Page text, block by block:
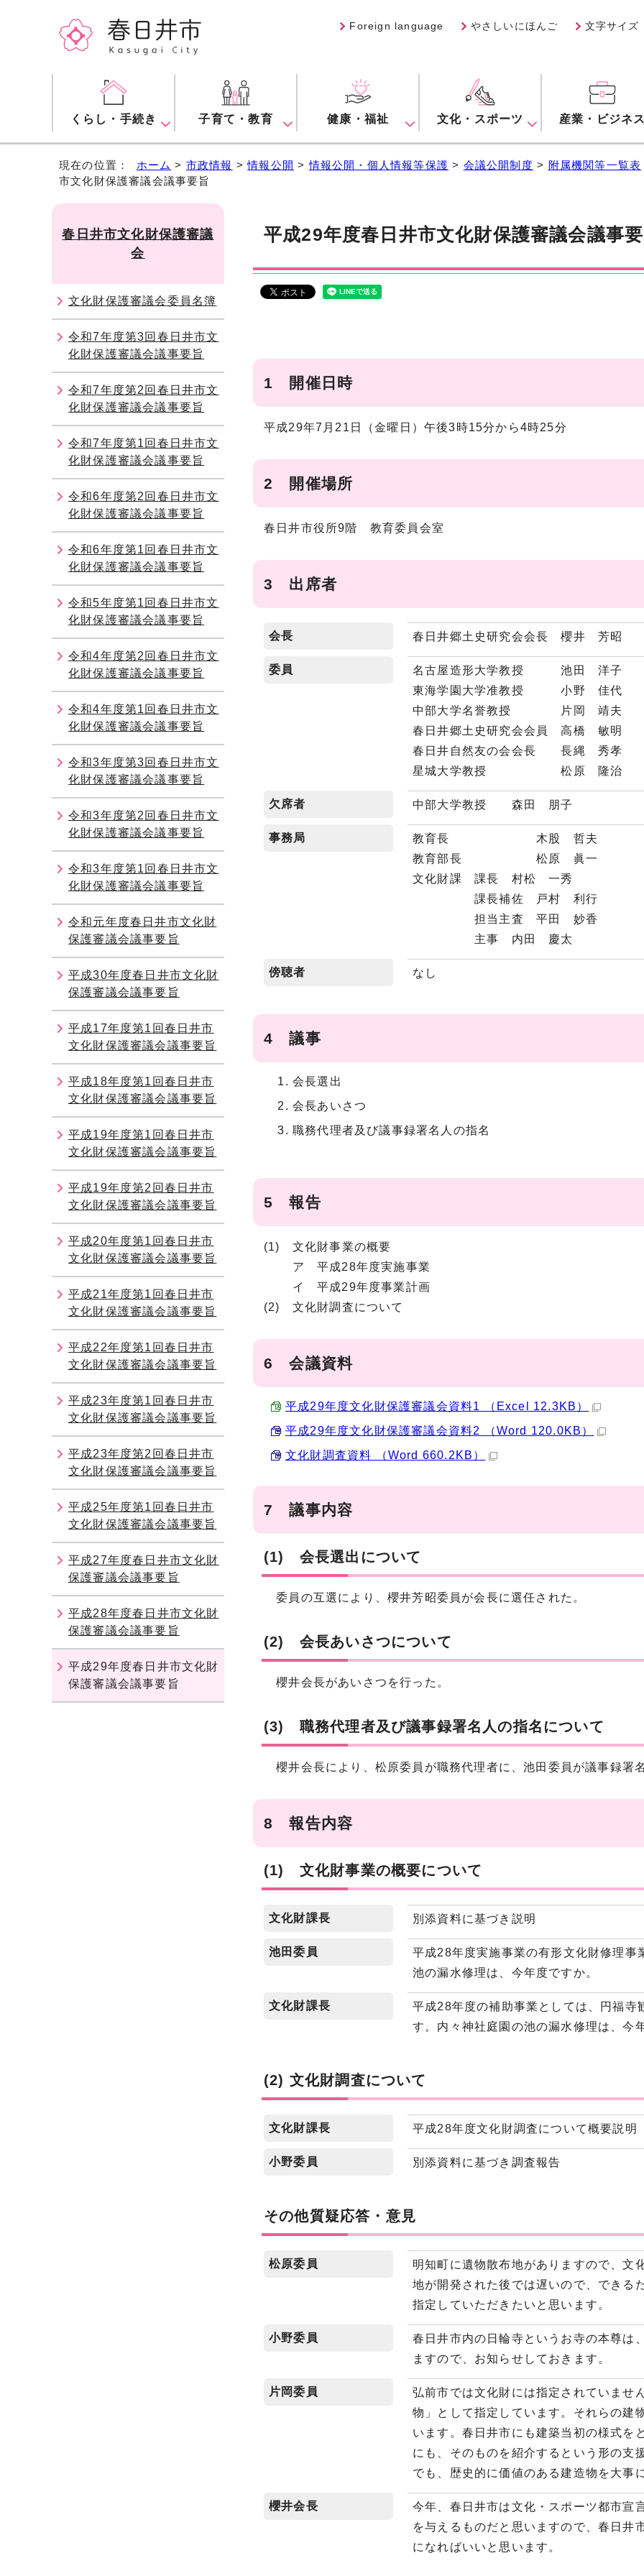
Foreign language やさしいにほんご 文字サイズ
くらし・手続き 子育て・教育 健康・福祉 文化・スポーツ 産業・ビジネス
現在の位置： ホーム > 市政情報 >情報公開 >情報公開・個人情報等保護 > 会議公開制度 > 附属機関等一覧表
市文化財保護審議会議事要旨
平成29年度春日井市文化財保護審議会議事
1 開催日時
平成29年7月21日（金曜日）午後3時15分から4時25分
2 開催場所
春日井市役所9階 教育委員会室
3 出席者
会長 春日井郷土史研究会会長 櫻井 芳昭
委員
名古屋造形大学教授 池田 洋子
東海学園大学准教授 小野 佳代
中部大学名誉教授 片岡 靖夫
春日井郷土史研究会会員 高橋 敏明
春日井自然友の会会長 長縄 秀孝
星城大学教授 松原 隆治
欠席者 中部大学教授 森田 朋子
事務局
教育長 木股 哲夫
教育部長 松原 眞一
文化財課 課長 村松 一秀
課長補佐 戸村 利行
担当主査 平田 妙香
主事 内田 慶太
傍聴者 なし
4 議事
会長選出
会長あいさつ
職務代理者及び議事録署名人の指名
5 報告
(1) 文化財事業の概要
ア 平成28年度実施事業
イ 平成29年度事業計画
(2) 文化財調査について
6 会議資料
平成29年度文化財保護審議会資料1 （Excel 12.3KB）
平成29年度文化財保護審議会資料2 （Word 120.0KB）
文化財調査資料 （Word 660.2KB）
7 議事内容
(1) 会長選出について
委員の互選により、櫻井芳昭委員が会長に選任された。
(2) 会長あいさつについて
櫻井会長があいさつを行った。
(3) 職務代理者及び議事録署名人の指名について
櫻井会長により、松原委員が職務代理者に、池田委員が議事録署
8 報告内容
(1) 文化財事業の概要について
文化財課長 別添資料に基づき説明
池田委員
平成28年度実施事業の有形文化財修理
池の漏水修理は、今年度ですか。
文化財課長
平成28年度の補助事業としては、円福寺
す。内々神社庭園の池の漏水修理は、今
(2) 文化財調査について
文化財課長 平成28年度文化財調査について概要説明
小野委員 別添資料に基づき調査報告
その他質疑応答・意見
松原委員
明知町に遺物散布地がありますので、文
地が開発された後では遅いので、できる
指定していただきたいと思います。
小野委員
春日井市内の日輪寺というお寺の本尊は
ますので、お知らせしておきます。
片岡委員
弘前市では文化財には指定されていませ
物」として指定しています。それらの建
います。春日井市にも建築当初の様式を
にも、そのものを紹介するという形の支
でも、歴史的に価値のある建造物を大事
櫻井会長
今年、春日井市は文化・スポーツ都市宣
を与えるものだと思いますので、春日井
になればいいと思います。
春日井市文化財保護審議
会
文化財保護審議会委員名簿
令和7年度第3回春日井市文
化財保護審議会議事要旨
令和7年度第2回春日井市文
化財保護審議会議事要旨
令和7年度第1回春日井市文
化財保護審議会議事要旨
令和6年度第2回春日井市文
化財保護審議会議事要旨
令和6年度第1回春日井市文
化財保護審議会議事要旨
令和5年度第1回春日井市文
化財保護審議会議事要旨
令和4年度第2回春日井市文
化財保護審議会議事要旨
令和4年度第1回春日井市文
化財保護審議会議事要旨
令和3年度第3回春日井市文
化財保護審議会議事要旨
令和3年度第2回春日井市文
化財保護審議会議事要旨
令和3年度第1回春日井市文
化財保護審議会議事要旨
令和元年度春日井市文化財
保護審議会議事要旨
平成30年度春日井市文化財
保護審議会議事要旨
平成17年度第1回春日井市
文化財保護審議会議事要旨
平成18年度第1回春日井市
文化財保護審議会議事要旨
平成19年度第1回春日井市
文化財保護審議会議事要旨
平成19年度第2回春日井市
文化財保護審議会議事要旨
平成20年度第1回春日井市
文化財保護審議会議事要旨
平成21年度第1回春日井市
文化財保護審議会議事要旨
平成22年度第1回春日井市
文化財保護審議会議事要旨
平成23年度第1回春日井市
文化財保護審議会議事要旨
平成23年度第2回春日井市
文化財保護審議会議事要旨
平成25年度第1回春日井市
文化財保護審議会議事要旨
平成27年度春日井市文化財
保護審議会議事要旨
平成28年度春日井市文化財
保護審議会議事要旨
平成29年度春日井市文化財
保護審議会議事要旨